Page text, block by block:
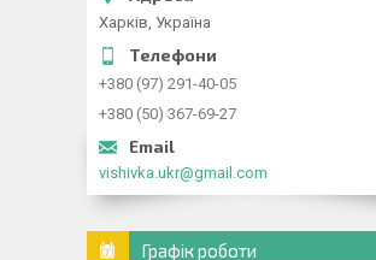
Харків, Україна
+380 (97) 291-40-05
+380 (50) 367-69-27
vishivka.ukr@gmail.com
Графік роботи